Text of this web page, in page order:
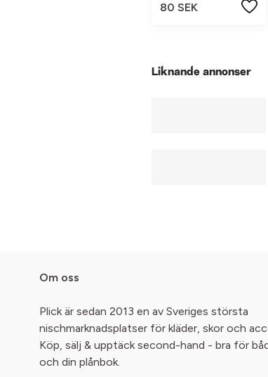
80 SEK
Liknande annonser
Om oss
Plick är sedan 2013 en av Sveriges största
nischmarknadsplatser för kläder, skor och
Köp, sälj & upptäck second-hand - bra för
och din plånbok.